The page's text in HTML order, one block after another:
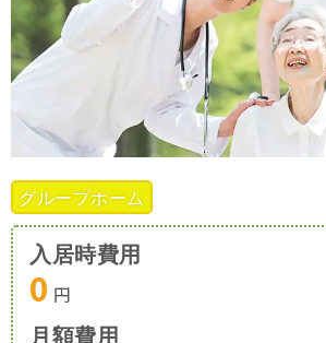
お役立ち情報 一覧
施設特集一覧
ブログ一覧
グループホーム
入居時費用
0 円
月額費用